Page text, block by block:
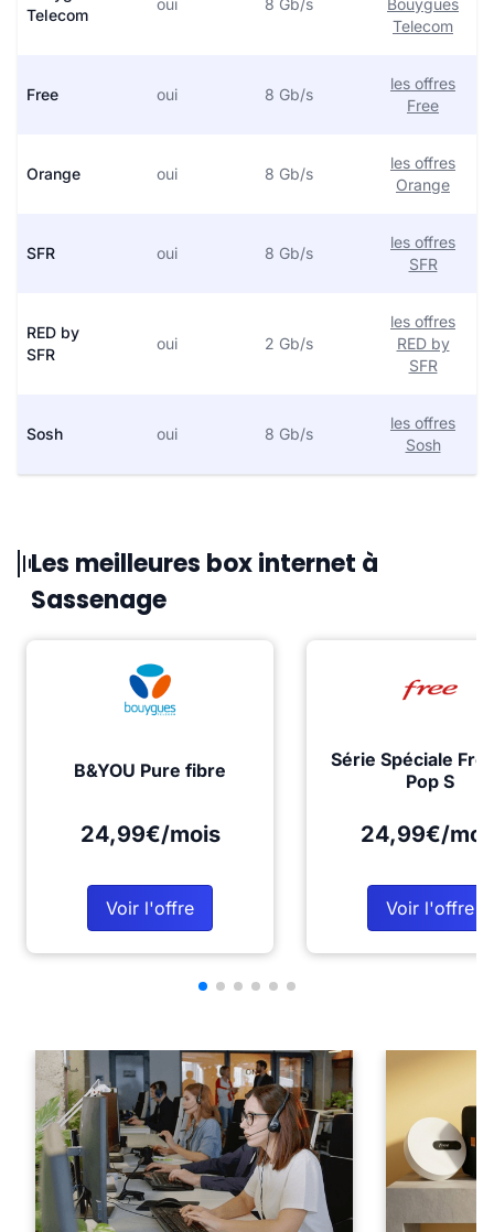
Telecom
oui 8 Gb/s
Bouygues
Telecom
Free oui 8 Gb/s
les offres
Free
Orange oui 8 Gb/s
les offres
Orange
SFR oui 8 Gb/s
les offres
SFR
RED by
SFR
oui 2 Gb/s
les offres
RED by
SFR
Sosh oui 8 Gb/s
les offres
Sosh
Les meilleures box internet à
Sassenage
B&YOU Pure fibre
24,99€/mois
Voir l'offre
Série Spéciale
Pop S
24,99€/
Voir l'offre